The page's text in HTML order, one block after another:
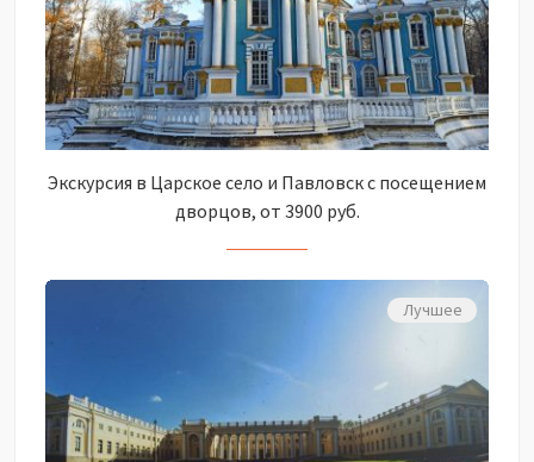
Экскурсия в Царское село и Павловск с посещением
дворцов, от 3900 руб.
Лучшее